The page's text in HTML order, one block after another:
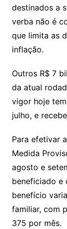
destinados a
verba não é
que limita as
inflação.
Outros R$ 7
da atual
vigor hoje
julho, e
Para efetivar
Medida
agosto e
beneficiado e
benefício
familiar, com
375 por mês.